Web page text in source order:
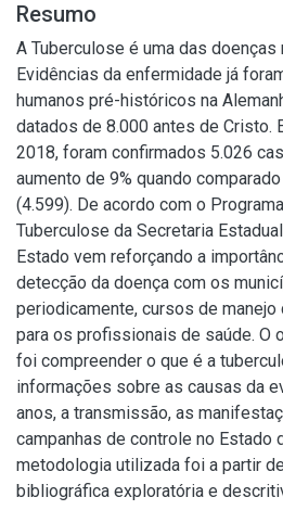
Resumo
A Tuberculose é uma das
Evidências da enfermidade já
humanos pré-históricos na
datados de 8.000 antes de Cristo.
2018, foram confirmados 5.026
aumento de 9% quando
(4.599). De acordo com o
Tuberculose da Secretaria
Estado vem reforçando a
detecção da doença com os
periodicamente, cursos de
para os profissionais de saúde. O
foi compreender o que é a
informações sobre as causas da
anos, a transmissão, as
campanhas de controle no Estado
metodologia utilizada foi a partir
bibliográfica exploratória e